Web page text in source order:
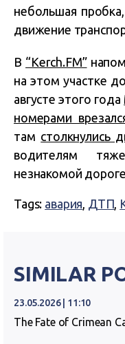
небольшая
движение
В “Kerch.FM”
на этом участке
августе этого года
номерами
там столкнулись
водителям
незнакомой
Tags: авария, ДТП,
SIMILAR
23.05.2026 | 11:10
The Fate of Crimean